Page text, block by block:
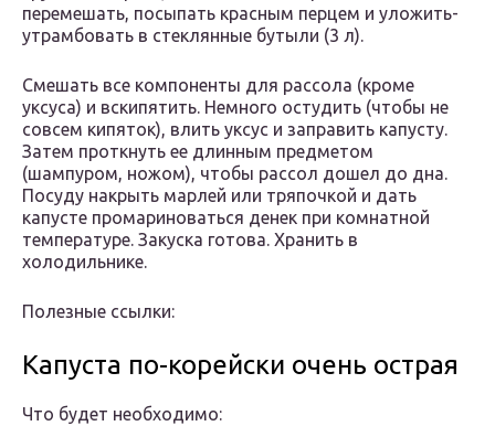
перемешать, посыпать красным перцем и уложить-
утрамбовать в стеклянные бутыли (3 л).
Смешать все компоненты для рассола (кроме
уксуса) и вскипятить. Немного остудить (чтобы не
совсем кипяток), влить уксус и заправить капусту.
Затем проткнуть ее длинным предметом
(шампуром, ножом), чтобы рассол дошел до дна.
Посуду накрыть марлей или тряпочкой и дать
капусте промариноваться денек при комнатной
температуре. Закуска готова. Хранить в
холодильнике.
Полезные ссылки:
Капуста по-корейски очень острая
Что будет необходимо: